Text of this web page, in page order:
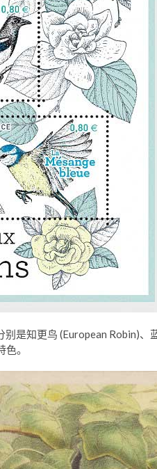
是知更鸟 (European Robin)、
。